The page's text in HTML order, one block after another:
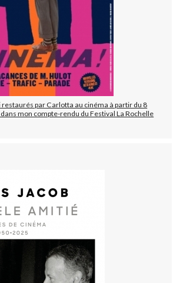
restaurés par Carlotta au cinéma à partir du 8
mon compte-rendu du Festival La Rochelle